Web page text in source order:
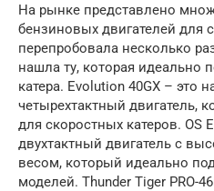
На рынке представлено
бензиновых двигателей для
перепробовала несколько
нашла ту, которая идеально
катера. Evolution 40GX –
четырехтактный двигатель,
для скоростных катеров. OS
двухтактный двигатель с
весом, который идеально
моделей. Thunder Tiger PRO-